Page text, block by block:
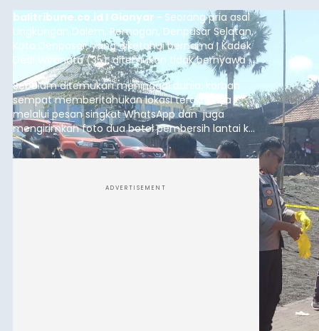
balitribune.co.id I Gianyar - Seorang pria asal
Lingkungan Dalem, Pemogan, Denpasar Selatan,
Kota Denpasar, yang diketahui bernama I Kadek
Dedi Wiranata (35), ditemukan tidak bernyawa di
pesisir Pantai Purnama, Sukawati.
Sebelum ditemukan meninggal dunia, korban
sempat memberitahukan lokasi terakhirnya
melalui pesan singkat WhatsApp dan juga
mengirimkan foto dua botol pembersih lantai ke
istrinya.
ADVERTISEMENT